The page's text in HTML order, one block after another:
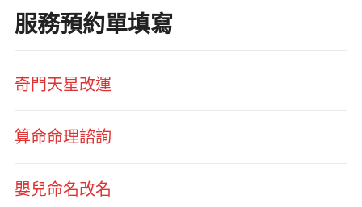
服務預約單填寫
奇門天星改運
算命命理諮詢
嬰兒命名改名